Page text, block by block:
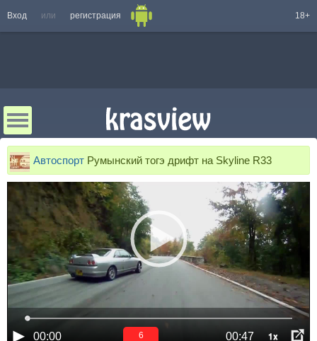
Вход или регистрация 18+
Автоспорт Румынский тогэ дрифт на Skyline R33
00:00 00:47 1x
6